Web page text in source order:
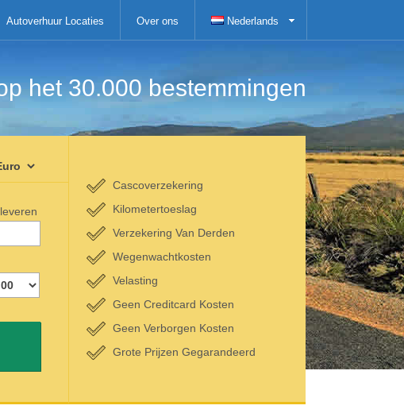
Autoverhuur Locaties Over ons Nederlands
het 30.000 bestemmingen
Cascoverzekering
Kilometertoeslag
Verzekering Van Derden
Wegenwachtkosten
Velasting
Geen Creditcard Kosten
Geen Verborgen Kosten
Grote Prijzen Gegarandeerd